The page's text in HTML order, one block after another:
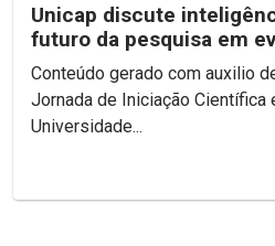
Unicap discute
futuro da pesquisa em
Científica
Conteúdo gerado com auxilio de IA A abertura
Jornada de Iniciação Científica
Universidade...